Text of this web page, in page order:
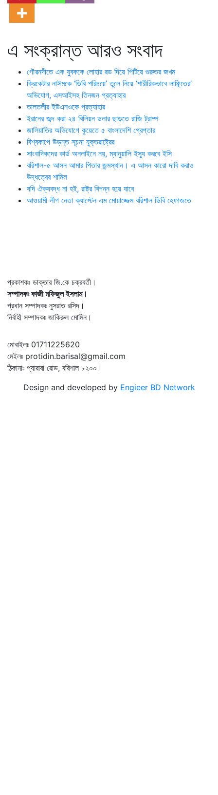
এ সংক্রান্ত আরও সংবাদ
গৌরনদীতে এক যুবককে লোহার রড দিয়ে পিটিয়ে গুরুতর জখম
ক্রিকেটার নাঈমকে ‘ডিবি পরিচয়ে’ তুলে নিয়ে ‘শারীরিকভাবে লাঞ্ছিতের’
অভিযোগ, এসআইসহ তিনজন প্রত্যাহার
তালতলীর ইউএনওকে প্রত্যাহার
ইরানের জব্দ করা ২৪ বিলিয়ন ডলার ছাড়তে রাজি ট্রাম্প
জালিয়াতির অভিযোগে কুয়েতে ৫ বাংলাদেশি গ্রেপ্তার
বিশ্বকাপে উড়ন্ত সূচনা যুক্তরাষ্ট্রের
সাংবাদিকদের কার্ড অনলাইনে নয়, ম্যানুয়ালি ইস্যু করবে ইসি
বরিশাল-৫ আসন আমার পিতার জন্মস্থান। এ আসন কারো দাবি করাও
উদ্ধত্বের শামিল
যদি ঐক্যবদ্ধ না হই, রাষ্ট্র বিপন্ন হয়ে যাবে
আওয়ামী লীগ নেতা ক্যাপ্টেন এম মোয়াজ্জেম বরিশাল ডিবি হেফাজতে
প্রকাশকঃ ডাক্তার জি.কে চক্রবর্তী।
সম্পাদকঃ কাজী মফিজুল ইসলাম।
প্রধান সম্পাদকঃ নুসরাত রসিদ।
নির্বাহী সম্পাদকঃ জাকিরুল মোমিন।
মোবাইলঃ 01711225620
মেইলঃ protidin.barisal@gmail.com
ঠিকানাঃ প্যারারা রোড, বরিশাল ৮২০০।
Design and developed by Engieer BD Network